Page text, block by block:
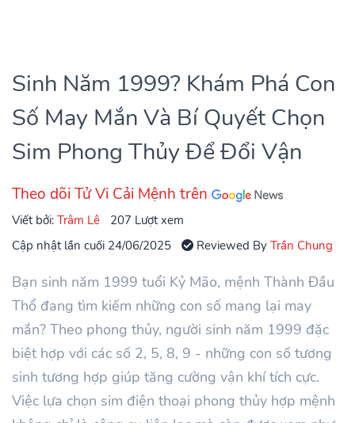
Sinh Năm 1999? Khám Phá Con
Số May Mắn Và Bí Quyết Chọn
Sim Phong Thủy Để Đổi Vận
Theo dõi Tử Vi Cải Mệnh trên
Viết bởi:Trâm Lê
207 Lượt xem
Cập nhật lần cuối 24/06/2025
Reviewed ByTrần Chung
Bạn sinh năm 1999 tuổi Kỷ Mão, mệnh Thành Đầu
Thổ đang tìm kiếm những con số mang lại may
mắn? Theo phong thủy, người sinh năm 1999 đặc
biệt hợp với các số 2, 5, 8, 9 - những con số tương
sinh tương hợp giúp tăng cường vận khí tích cực.
Việc lựa chọn sim điện thoại phong thủy hợp mệnh